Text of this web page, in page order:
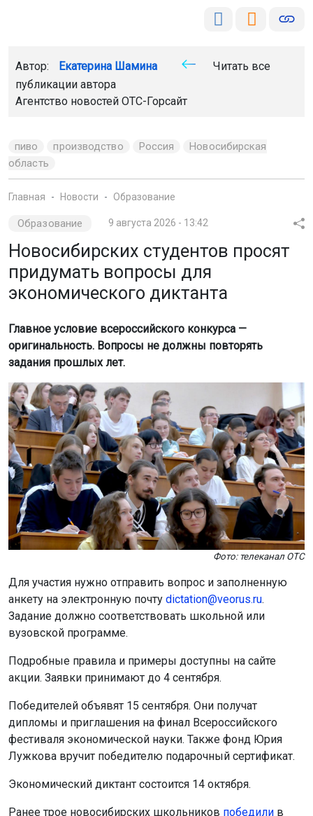
Автор: Екатерина Шамина
Читать все
публикации автора
Агентство новостей ОТС-Горсайт
пиво производство Россия
Новосибирская
область
Главная Новости Образование
Образование 9 августа 2026 - 13:42
Новосибирских студентов просят
придумать вопросы для
экономического диктанта
Главное условие всероссийского конкурса —
оригинальность. Вопросы не должны повторять
задания прошлых лет.
Фото: телеканал ОТС
Для участия нужно отправить вопрос и заполненную
анкету на электронную почту dictation@veorus.ru.
Задание должно соответствовать школьной или
вузовской программе.
Подробные правила и примеры доступны на сайте
акции. Заявки принимают до 4 сентября.
Победителей объявят 15 сентября. Они получат
дипломы и приглашения на финал Всероссийского
фестиваля экономической науки. Также фонд Юрия
Лужкова вручит победителю подарочный сертификат.
Экономический диктант состоится 14 октября.
Ранее трое новосибирских школьников победили в